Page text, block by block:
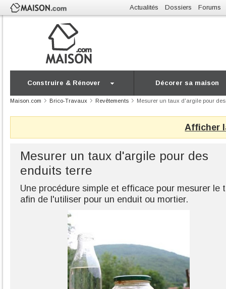
Actualités Dossiers Forums
Construire & Rénover Décorer sa maison
Maison.com Brico-Travaux Revêtements Mesurer un taux d'argile pour
Afficher
Mesurer un taux d'argile pour des
enduits terre
Une procédure simple et efficace pour mesurer le
afin de l'utiliser pour un enduit ou mortier.